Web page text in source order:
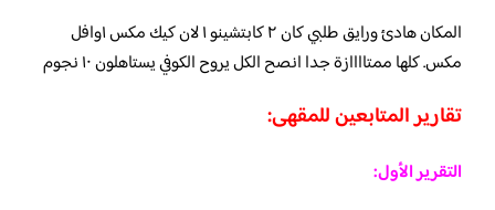
المكان هادئ ورايق طلبي كان ٢ كابتشينو ١ لان كيك مكس ١وافل
مكس. كلها ممتاااازة جدا انصح الكل يروح الكوفي يستاهلون ١٠ نجوم
تقارير المتابعين للمقهى:
التقرير الأول: